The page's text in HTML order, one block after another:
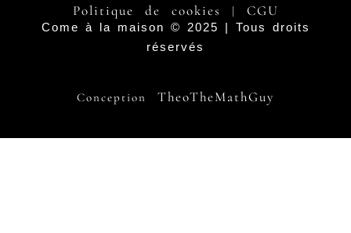
Politique de cookies
| CGU
Come à la maison © 2025 | Tous droits
réservés
Conception TheoTheMathGuy